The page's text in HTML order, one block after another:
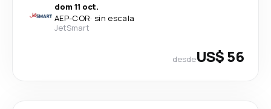
dom 11 oct.
AEP-COR· sin escala
JetSmart
desdeUS$ 56